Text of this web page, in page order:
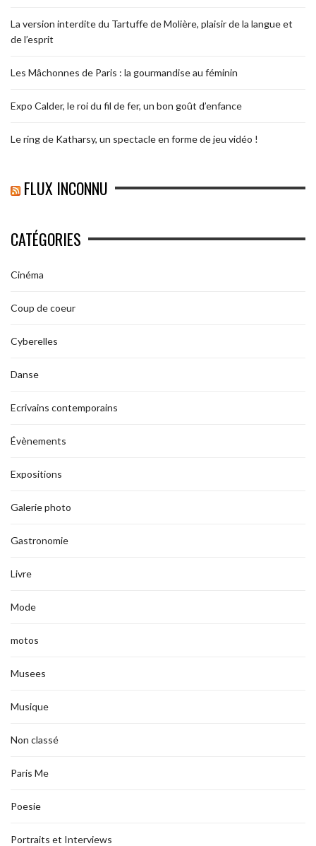
La version interdite du Tartuffe de Molière, plaisir de la langue et
de l’esprit
Les Mâchonnes de Paris : la gourmandise au féminin
Expo Calder, le roi du fil de fer, un bon goût d’enfance
Le ring de Katharsy, un spectacle en forme de jeu vidéo !
FLUX INCONNU
CATÉGORIES
Cinéma
Coup de coeur
Cyberelles
Danse
Ecrivains contemporains
Évènements
Expositions
Galerie photo
Gastronomie
Livre
Mode
motos
Musees
Musique
Non classé
Paris Me
Poesie
Portraits et Interviews